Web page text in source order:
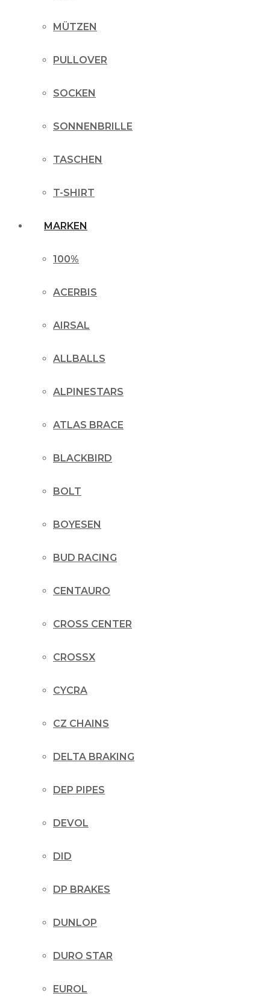
MÜTZEN
PULLOVER
SOCKEN
SONNENBRILLE
TASCHEN
T-SHIRT
MARKEN
100%
ACERBIS
AIRSAL
ALLBALLS
ALPINESTARS
ATLAS BRACE
BLACKBIRD
BOLT
BOYESEN
BUD RACING
CENTAURO
CROSS CENTER
CROSSX
CYCRA
CZ CHAINS
DELTA BRAKING
DEP PIPES
DEVOL
DID
DP BRAKES
DUNLOP
DURO STAR
EUROL